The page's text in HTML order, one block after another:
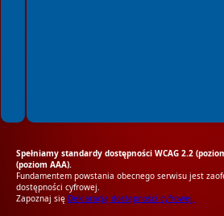
Spełniamy standardy dostępności WCAG 2.2
(poziom AAA).
Fundamentem powstania obecnego serwisu jest
dostępności cyfrowej.
Zapoznaj się Deklaracją dostępności cyfrowej.